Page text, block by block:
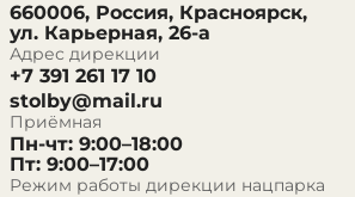
660006, Россия, Красноярск,
ул. Карьерная, 26-а
Адрес дирекции
+7 391 261 17 10
stolby@mail.ru
Приёмная
Пн-чт: 9:00–18:00
Пт: 9:00–17:00
Режим работы дирекции нацпарка